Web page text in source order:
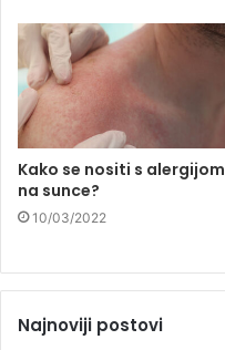
Kako se nositi s alergijom
na sunce?
10/03/2022
Najnoviji postovi